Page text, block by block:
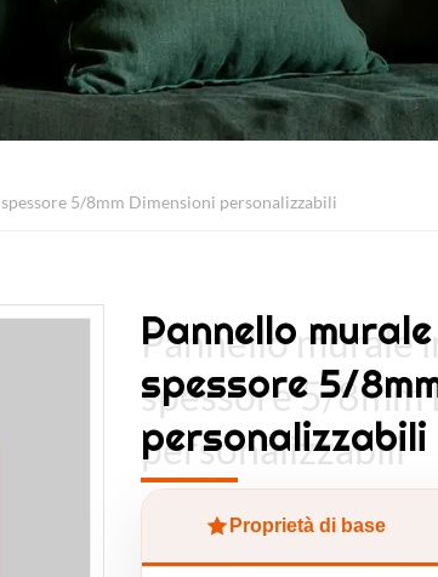
5/8mm Dimensioni personalizzabili
Pannello
spessore 5/
personalizzabili
Pannello murale
spessore 5/8mm
personalizzabili
Proprietà di base